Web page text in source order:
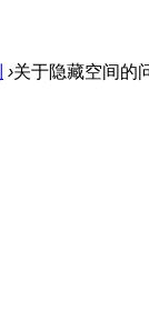
›关于隐藏空间的